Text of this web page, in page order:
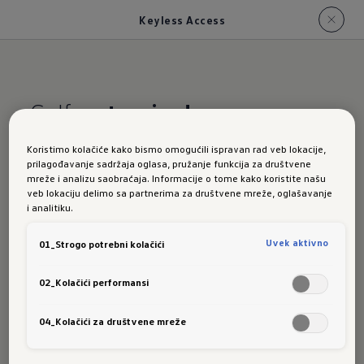
Keyless Access
Golfe,otvori se!
Novi Golf:
Keyless
Access
Koristimo kolačiće kako bismo omogućili ispravan rad veb lokacije,
prilagođavanje sadržaja oglasa, pružanje funkcija za društvene
mreže i analizu saobraćaja. Informacije o tome kako koristite našu
veb lokaciju delimo sa partnerima za društvene mreže, oglašavanje
i analitiku.
01_Strogo potrebni kolačići Uvek aktivno
02_Kolačići performansi
04_Kolačići za društvene mreže